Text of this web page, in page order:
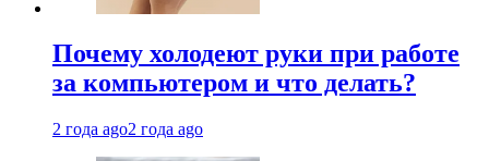
Почему холодеют руки при работе
за компьютером и что делать?
2 года ago2 года ago